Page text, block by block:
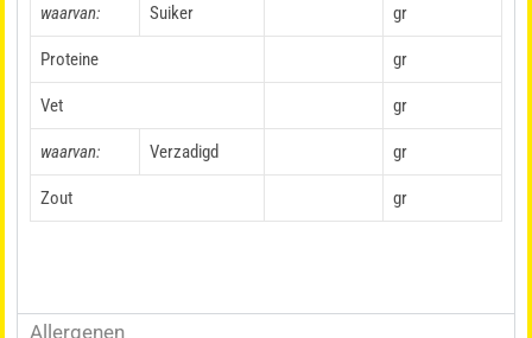
waarvan: Suiker gr
Proteine gr
Vet gr
waarvan: Verzadigd gr
Zout gr
Allergenen